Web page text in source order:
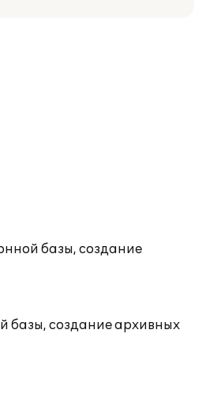
базы, создание
базы, создание архивных